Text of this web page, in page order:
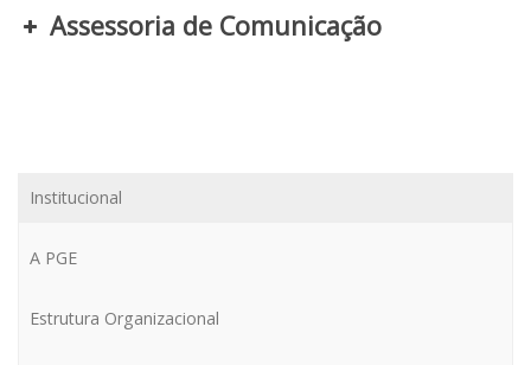
Derecho Ambiental y de la
Assessoria de Comunicação
Institucional
A PGE
Estrutura Organizacional